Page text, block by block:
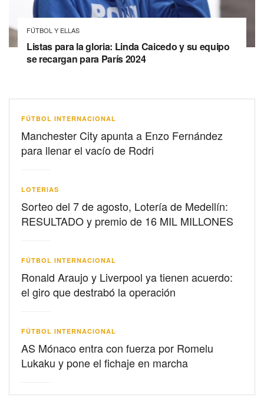
FÚTBOL Y ELLAS
Listas para la gloria: Linda Caicedo y su equipo
se recargan para París 2024
FÚTBOL INTERNACIONAL
Manchester City apunta a Enzo Fernández
para llenar el vacío de Rodri
LOTERIAS
Sorteo del 7 de agosto, Lotería de Medellín:
RESULTADO y premio de 16 MIL MILLONES
FÚTBOL INTERNACIONAL
Ronald Araujo y Liverpool ya tienen acuerdo:
el giro que destrabó la operación
FÚTBOL INTERNACIONAL
AS Mónaco entra con fuerza por Romelu
Lukaku y pone el fichaje en marcha